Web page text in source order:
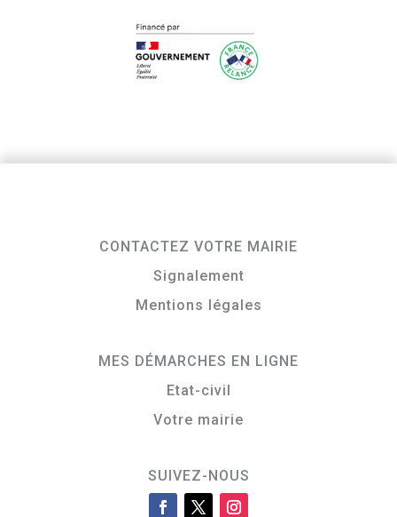
CONTACTEZ VOTRE MAIRIE
Signalement
Mentions légales
MES DÉMARCHES EN LIGNE
Etat-civil
Votre mairie
SUIVEZ-NOUS